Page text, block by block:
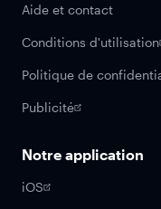
Aide et contact
Conditions d'utilisation
Politique de
Publicité
Notre application
iOS